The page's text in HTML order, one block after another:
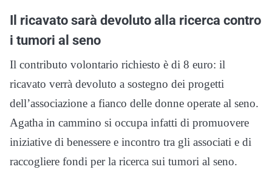
Il ricavato sarà devoluto alla ricerca contro
i tumori al seno
Il contributo volontario richiesto è di 8 euro: il
ricavato verrà devoluto a sostegno dei progetti
dell’associazione a fianco delle donne operate al seno.
Agatha in cammino si occupa infatti di promuovere
iniziative di benessere e incontro tra gli associati e di
raccogliere fondi per la ricerca sui tumori al seno.